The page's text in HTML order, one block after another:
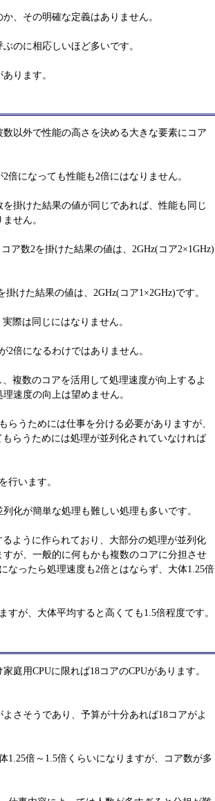
、その明確な定義はありません。
のに相応しいほど多いです。
ります。
以外で性能の高さを決める大きな要素にコア
倍になっても性能も2倍にはなりません。
掛けた結果の値が同じであれば、性能も同じ
せん。
ア数2を掛けた結果の値は、2GHz(コア2×1GHz)
けた結果の値は、2GHz(コア1×2GHz)です。
際は同じにはなりません。
倍になるわけではありません。
複数のコアを活用して処理速度が向上するよ
速度の向上は望めません。
うためには仕事を分ける必要がありますが、
らうためには処理が並列化されていなければ
行います。
化が簡単な処理も難しい処理も多いです。
ように作られており、大部分の処理が並列化
が、一般的に何もかも複数のコアに分担させ
なったら処理速度も2倍とはならず、大体1.25倍
が、大体平均すると高くても1.5倍程度です。
庭用CPUに限れば18コアのCPUがあります。
さそうであり、予算が十分あれば18コアがよ
1.25倍～1.5倍くらいになりますが、コア数が多